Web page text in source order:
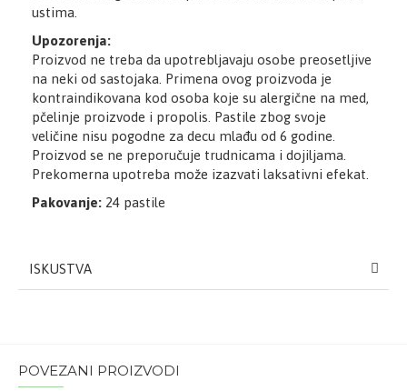
ustima.
Upozorenja:
Proizvod ne treba da upotrebljavaju osobe preosetljive
na neki od sastojaka. Primena ovog proizvoda je
kontraindikovana kod osoba koje su alergične na med,
pčelinje proizvode i propolis. Pastile zbog svoje
veličine nisu pogodne za decu mlađu od 6 godine.
Proizvod se ne preporučuje trudnicama i dojiljama.
Prekomerna upotreba može izazvati laksativni efekat.
Pakovanje: 24 pastile
ISKUSTVA
POVEZANI PROIZVODI